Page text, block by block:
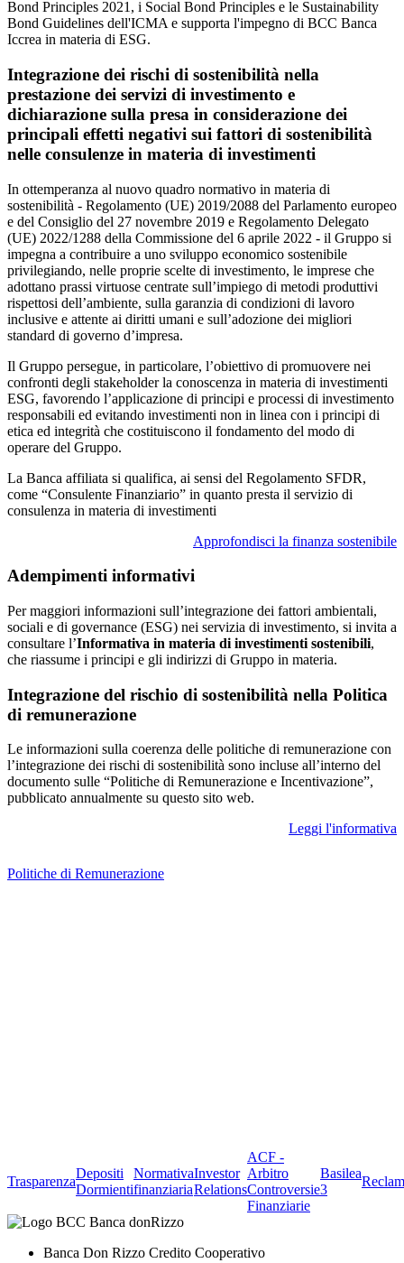
Bond Principles 2021, i Social Bond Principles e le Sustainability
Bond Guidelines dell'ICMA e supporta l'impegno di BCC Banca
Iccrea in materia di ESG.
Integrazione dei rischi di sostenibilità nella
prestazione dei servizi di investimento e
dichiarazione sulla presa in considerazione dei
principali effetti negativi sui fattori di sostenibilità
nelle consulenze in materia di investimenti
In ottemperanza al nuovo quadro normativo in materia di
sostenibilità - Regolamento (UE) 2019/2088 del Parlamento europeo
e del Consiglio del 27 novembre 2019 e Regolamento Delegato
(UE) 2022/1288 della Commissione del 6 aprile 2022 - il Gruppo si
impegna a contribuire a uno sviluppo economico sostenibile
privilegiando, nelle proprie scelte di investimento, le imprese che
adottano prassi virtuose centrate sull’impiego di metodi produttivi
rispettosi dell’ambiente, sulla garanzia di condizioni di lavoro
inclusive e attente ai diritti umani e sull’adozione dei migliori
standard di governo d’impresa.
Il Gruppo persegue, in particolare, l’obiettivo di promuovere nei
confronti degli stakeholder la conoscenza in materia di investimenti
ESG, favorendo l’applicazione di principi e processi di investimento
responsabili ed evitando investimenti non in linea con i principi di
etica ed integrità che costituiscono il fondamento del modo di
operare del Gruppo.
La Banca affiliata si qualifica, ai sensi del Regolamento SFDR,
come “Consulente Finanziario” in quanto presta il servizio di
consulenza in materia di investimenti
Approfondisci la finanza sostenibile
Adempimenti informativi
Per maggiori informazioni sull’integrazione dei fattori ambientali,
sociali e di governance (ESG) nei servizia di investimento, si invita a
consultare l’Informativa in materia di investimenti sostenibili,
che riassume i principi e gli indirizzi di Gruppo in materia.
Integrazione del rischio di sostenibilità nella Politica
di remunerazione
Le informazioni sulla coerenza delle politiche di remunerazione con
l’integrazione dei rischi di sostenibilità sono incluse all’interno del
documento sulle “Politiche di Remunerazione e Incentivazione”,
pubblicato annualmente su questo sito web.
Leggi l'informativa
Politiche di Remunerazione
Trasparenza
Depositi
Dormienti
Normativa
finanziaria
Investor
Relations
ACF -
Arbitro
Controversie
Finanziarie
Basilea
3
Banca Don Rizzo Credito Cooperativo